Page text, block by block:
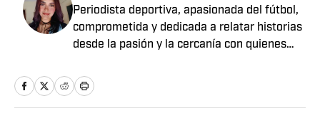
Periodista deportiva, apasionada del fútbol,
comprometida y dedicada a relatar historias
desde la pasión y la cercanía con quienes